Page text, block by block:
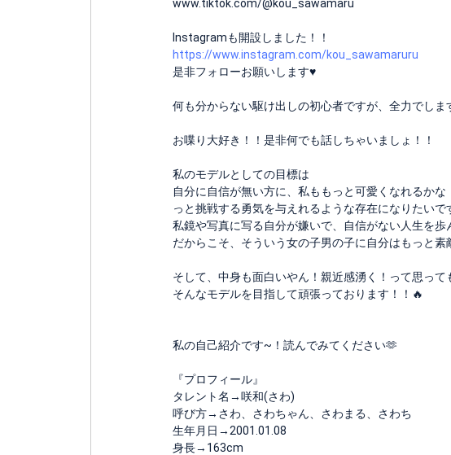
www.tiktok.com/@kou_sawamaru
Instagramも開設しました！！
https://www.instagram.com/kou_sawamaruru
是非フォローお願いします♥️
何も分からない駆け出しの初心者ですが、全力でし
お喋り大好き！！是非何でも話しちゃいましょ！！
私のモデルとしての目標は
自分に自信が無い方に、私ももっと可愛くなれるかな
っと挑戦する勇気を与えれるような存在になりたいで
私鏡や写真に写る自分が嫌いで、自信がない人生を歩
だからこそ、そういう女の子男の子に自分はもっと
そして、中身も面白いやん！親近感湧く！って思っ
そんなモデルを目指して頑張っております！！🔥
私の自己紹介です~！読んでみてください🫶
『プロフィール』
タレント名→咲和(さわ)
呼び方→さわ、さわちゃん、さわまる、さわち
生年月日→2001.01.08
身長→163cm